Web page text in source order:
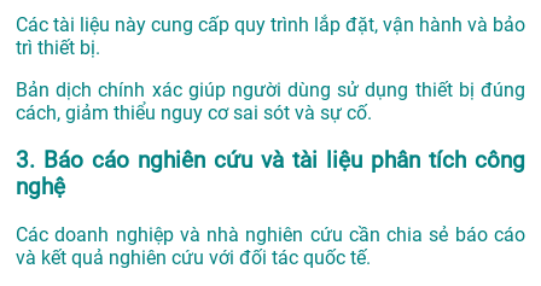
Các tài liệu này cung cấp quy trình lắp đặt, vận hành và bảo
trì thiết bị.
Bản dịch chính xác giúp người dùng sử dụng thiết bị đúng
cách, giảm thiểu nguy cơ sai sót và sự cố.
3. Báo cáo nghiên cứu và tài liệu phân tích công
nghệ
Các doanh nghiệp và nhà nghiên cứu cần chia sẻ báo cáo
và kết quả nghiên cứu với đối tác quốc tế.